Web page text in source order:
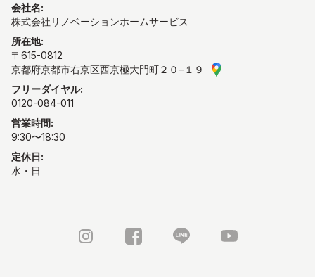
会社名:
株式会社リノベーションホームサービス
所在地:
〒615-0812
京都府京都市右京区西京極大門町２０−１９
フリーダイヤル:
0120-084-011
営業時間:
9:30〜18:30
定休日:
水・日
InstagramFaceBookLINE公式アカウント
Youtube